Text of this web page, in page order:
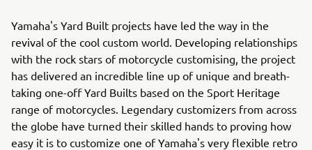
Yamaha's Yard Built projects have led the way in the
revival of the cool custom world. Developing relationships
with the rock stars of motorcycle customising, the project
has delivered an incredible line up of unique and breath-
taking one-off Yard Builts based on the Sport Heritage
range of motorcycles. Legendary customizers from across
the globe have turned their skilled hands to proving how
easy it is to customize one of Yamaha's very flexible retro